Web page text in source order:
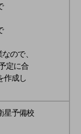
ので、
定に合
作成し
星予備校